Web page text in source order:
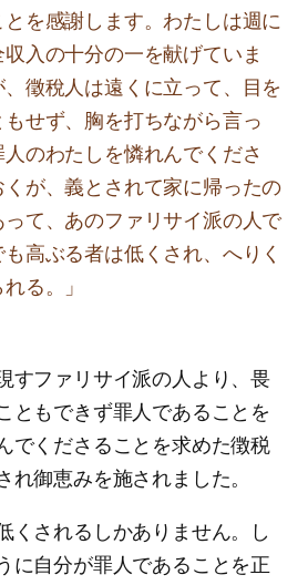
を感謝します。わたしは週に
入の十分の一を献げていま
徵稅人は遠くに立って、目を
せず、胸を打ちながら言っ
のわたしを憐れんでくださ
が、義とされて家に帰ったの
て、あのファリサイ派の人で
高ぶる者は低くされ、へりく
る。」
すファリサイ派の人より、畏
ともできず罪人であることを
でくださることを求めた徴税
れ御恵みを施されました。
くされるしかありません。し
に自分が罪人であることを正